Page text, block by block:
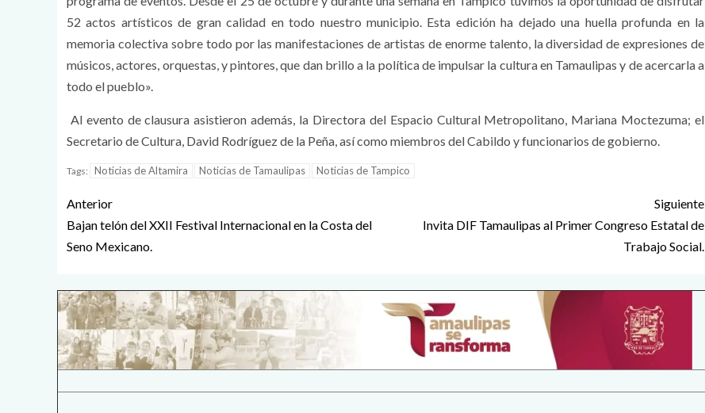
52 actos artísticos de gran calidad en todo nuestro municipio. Esta edición ha dejado una huella profunda en la
memoria colectiva sobre todo por las manifestaciones de artistas de enorme talento, la diversidad de expresiones de
músicos, actores, orquestas, y pintores, que dan brillo a la política de impulsar la cultura en Tamaulipas y de acercarla a
todo el pueblo».
Al evento de clausura asistieron además, la Directora del Espacio Cultural Metropolitano, Mariana Moctezuma; el
Secretario de Cultura, David Rodríguez de la Peña, así como miembros del Cabildo y funcionarios de gobierno.
Tags: Noticias de Altamira Noticias de Tamaulipas Noticias de Tampico
Anterior
Bajan telón del XXII Festival Internacional en la Costa del
Seno Mexicano.
Siguiente
Invita DIF Tamaulipas al Primer Congreso Estatal de
Trabajo Social.